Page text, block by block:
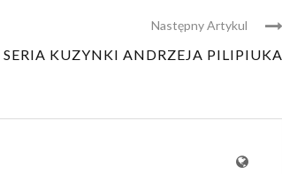
Następny Artykul
SERIA KUZYNKI ANDRZEJA PILIPIUKA